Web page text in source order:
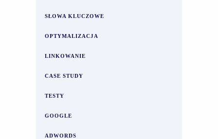
SŁOWA KLUCZOWE
OPTYMALIZACJA
LINKOWANIE
CASE STUDY
TESTY
GOOGLE
ADWORDS